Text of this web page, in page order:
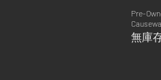
Pre-
無庫